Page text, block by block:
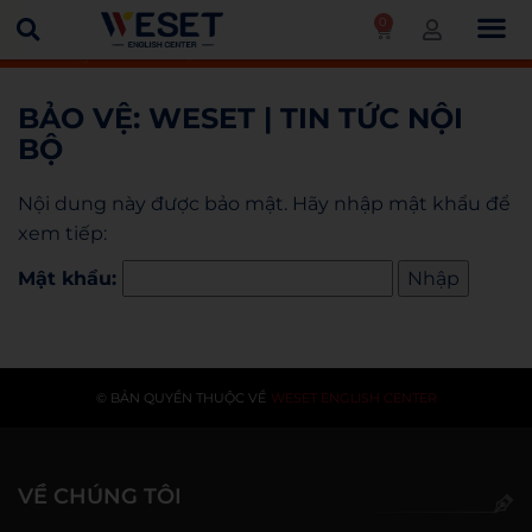
0
Trang chủ WESET | Tin tức nội bộ
BẢO VỆ: WESET | TIN TỨC NỘI
BỘ
Nội dung này được bảo mật. Hãy nhập mật khẩu để
xem tiếp:
Mật khẩu:
© BẢN QUYỀN THUỘC VỀ WESET ENGLISH CENTER
VỀ CHÚNG TÔI